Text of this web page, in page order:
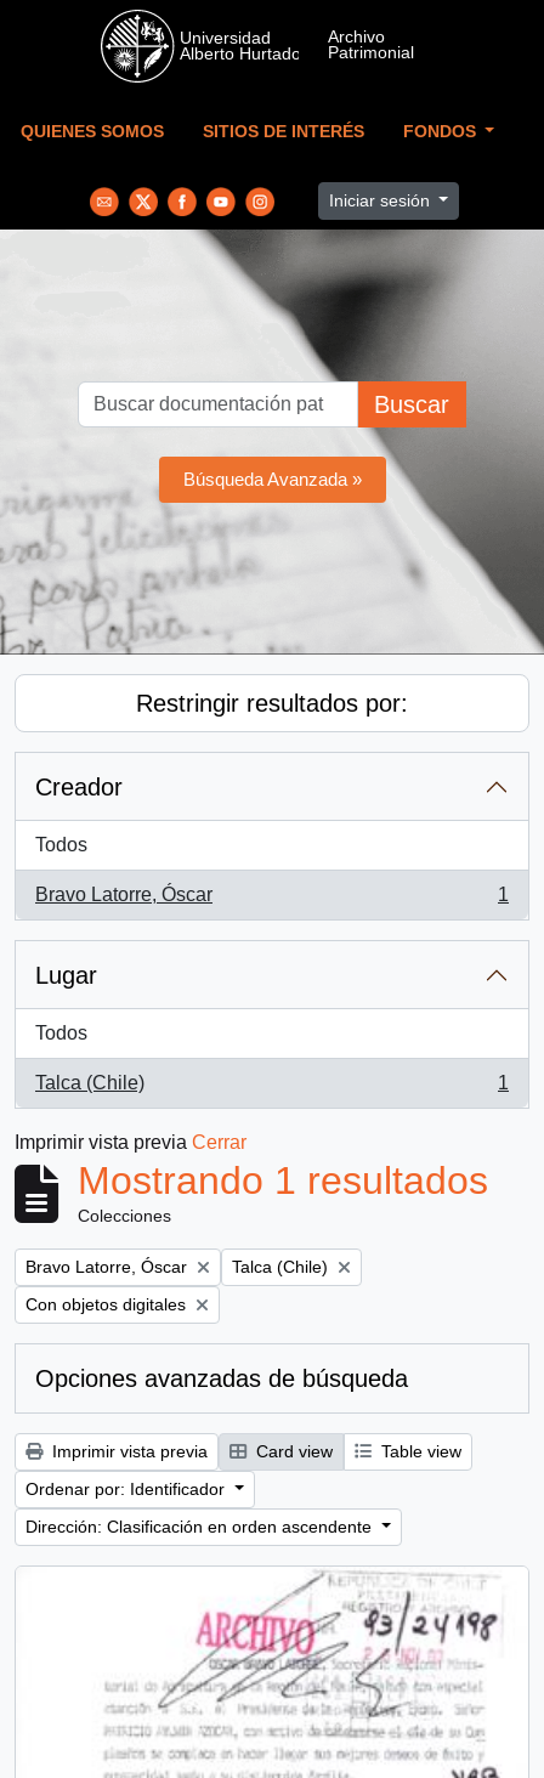
Skip to main content
QUIENES SOMOS SITIOS DE INTERÉS FONDOS
Iniciar sesión
Buscar
Búsqueda Avanzada »
Restringir resultados por:
Creador
Todos
Bravo Latorre, Óscar
, 1 resultados
1
Lugar
Todos
Talca (Chile)
, 1 resultados
1
Imprimir vista previa Cerrar
Mostrando 1 resultados
Colecciones
Remove filter:
Bravo Latorre, Óscar Remove filter:
Talca (Chile)
Remove filter:
Con objetos digitales
Opciones avanzadas de búsqueda
Imprimir vista previa Card view
Table view
Ordenar por: Identificador
Dirección: Clasificación en orden ascendente